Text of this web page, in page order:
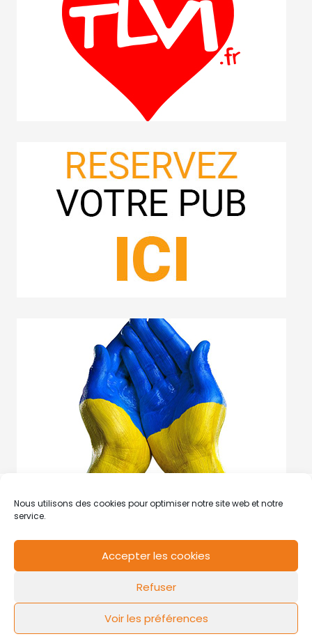
Nous utilisons des cookies pour optimiser notre site web et notre
service.
Accepter les cookies
Refuser
Voir les préférences
Mentions légales Politique de cookies
FLOW44